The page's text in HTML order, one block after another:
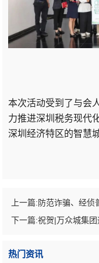
本次活动受到了与会
力推进深圳税务现代
深圳经济特区的智慧
上一篇:防范诈骗、经侦
下一篇:祝贺|万众城集团
热门资讯